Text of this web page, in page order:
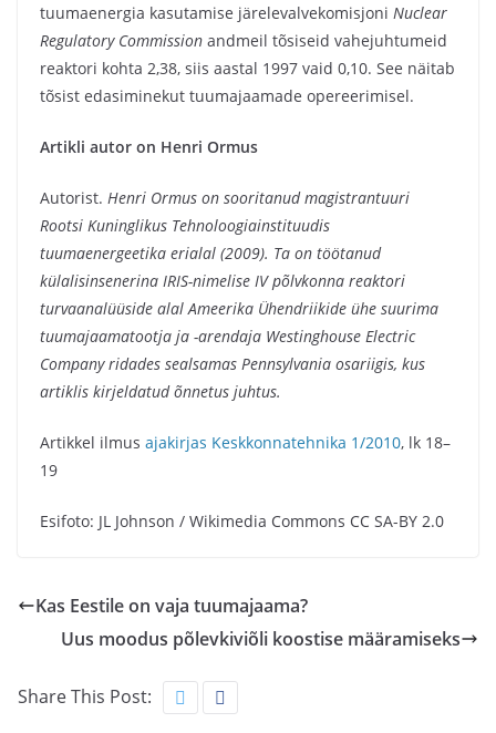
tuumaenergia kasutamise järelevalvekomisjoni Nuclear
Regulatory Commission andmeil tõsiseid vahejuhtumeid
reaktori kohta 2,38, siis aastal 1997 vaid 0,10. See näitab
tõsist edasiminekut tuumajaamade opereerimisel.
Artikli autor on Henri Ormus
Autorist. Henri Ormus on sooritanud magistrantuuri
Rootsi Kuninglikus Tehnoloogiainstituudis
tuumaenergeetika erialal (2009). Ta on töötanud
külalisinsenerina IRIS-nimelise IV põlvkonna reaktori
turvaanalüüside alal Ameerika Ühendriikide ühe suurima
tuumajaamatootja ja -arendaja Westinghouse Electric
Company ridades sealsamas Pennsylvania osariigis, kus
artiklis kirjeldatud õnnetus juhtus.
Artikkel ilmus ajakirjas Keskkonnatehnika 1/2010, lk 18–
19
Esifoto: JL Johnson / Wikimedia Commons CC SA-BY 2.0
Kas Eestile on vaja tuumajaama?
Uus moodus põlevkiviõli koostise määramiseks
Share This Post: